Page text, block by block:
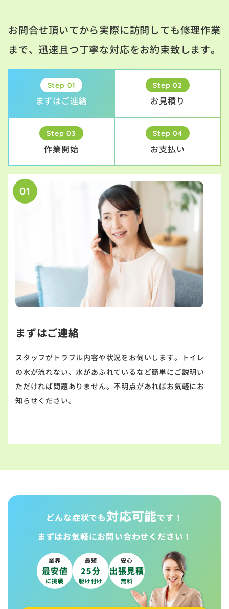
お問合せ頂いてから実際に訪問しても修理作業
まで、迅速且つ丁寧な対応をお約束致します。
Step 01
まずはご連絡
Step 02
お見積り
Step 03
作業開始
Step 04
お支払い
01
まずはご連絡
スタッフがトラブル内容や状況をお伺いします。トイレ
の水が流れない、水があふれているなど簡単にご説明い
ただければ問題ありません。不明点があればお気軽にお
知らせください。
どんな症状でも対応可能です！
まずはお気軽にお問い合わせください！
業界
最安値
に挑戦
最短
25分
駆け付け
安心
出張見積
無料